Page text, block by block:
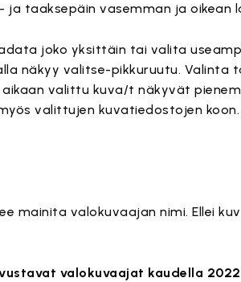
taaksepäin vasemman ja oikean
joko yksittäin tai valita
näkyy valitse-pikkuruutu. Valinta
valittu kuva/t näkyvät
valittujen kuvatiedostojen
mainita valokuvaajan nimi. Ellei
valokuvaajat kaudella